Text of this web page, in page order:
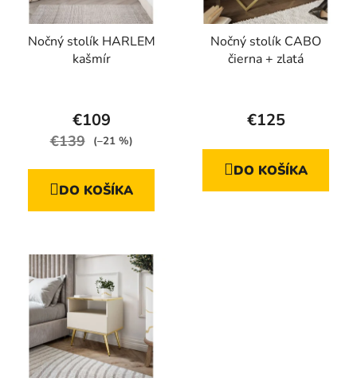
Nočný stolík HARLEM
kašmír
hodnotenie
produktu
z
€109
€139 (–21 %)
DO KOŠÍKA
Nočný stolík CABO
čierna + zlatá
€125
DO KOŠÍKA